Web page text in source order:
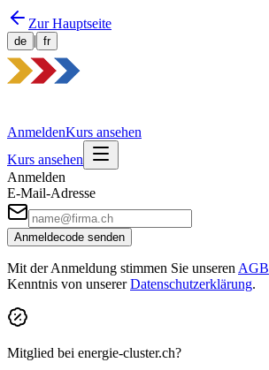
Zur Hauptseite
de | fr
AnmeldenKurs ansehen
Kurs ansehen
Anmelden
E-Mail-Adresse
Anmeldecode senden
Mit der Anmeldung stimmen Sie unseren AGB
Kenntnis von unserer Datenschutzerklärung.
Mitglied bei energie-cluster.ch?